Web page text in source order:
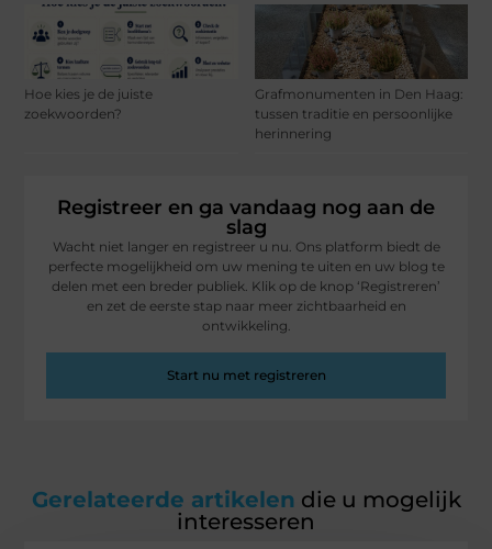
Hoe kies je de juiste
zoekwoorden?
Grafmonumenten in Den Haag:
tussen traditie en persoonlijke
herinnering
Registreer en ga vandaag nog aan de
slag
Wacht niet langer en registreer u nu. Ons platform biedt de
perfecte mogelijkheid om uw mening te uiten en uw blog te
delen met een breder publiek. Klik op de knop ‘Registreren’
en zet de eerste stap naar meer zichtbaarheid en
ontwikkeling.
Start nu met registreren
Gerelateerde artikelen die u mogelijk
interesseren